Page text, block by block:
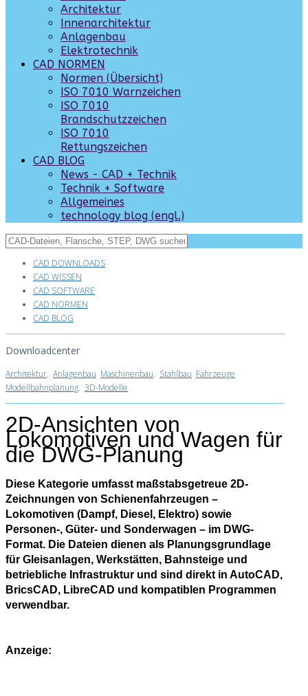
Architektur
Innenarchitektur
Anlagenbau
Elektrotechnik
CAD NORMEN
Normen (Übersicht)
ISO 7010 Warnzeichen
ISO 7010
Brandschutzzeichen
ISO 7010
Rettungszeichen
CAD BLOG
News - CAD + Technik
Technik + Software
Allgemeines
technology blog (engl.)
CAD DOWNLOADS
CAD WISSEN
CAD SOFTWARE
CAD NORMEN
CAD BLOG
Downloadcenter
Architektur. Anlagenbau Maschinenbau. Stahlbau Fahrzeuge
Modellbahnplanung. 3D-Modelle
2D-Ansichten von
Lokomotiven und Wagen für
die DWG-Planung
Diese Kategorie umfasst maßstabsgetreue 2D-
Zeichnungen von Schienenfahrzeugen –
Lokomotiven (Dampf, Diesel, Elektro) sowie
Personen-, Güter- und Sonderwagen – im DWG-
Format. Die Dateien dienen als Planungsgrundlage
für Gleisanlagen, Werkstätten, Bahnsteige und
betriebliche Infrastruktur und sind direkt in AutoCAD,
BricsCAD, LibreCAD und kompatiblen Programmen
verwendbar.
Anzeige: